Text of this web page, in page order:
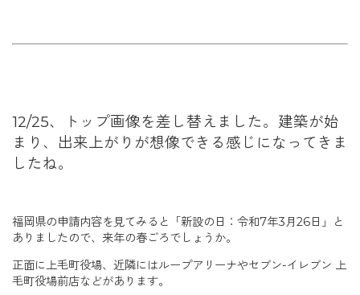
12/25、トップ画像を差し替えました。建築が始
まり、出来上がりが想像できる感じになってきま
したね。
福岡県の申請内容を見てみると「新設の日：令和7年3月26日」と
ありましたので、来年の春ごろでしょうか。
正面に上毛町役場、近隣にはループアリーナやセブン-イレブン 上
毛町役場前店などがあります。